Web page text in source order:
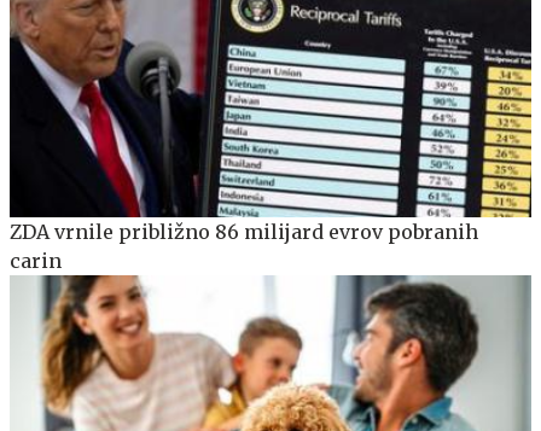
ZDA vrnile približno 86 milijard evrov pobranih
carin